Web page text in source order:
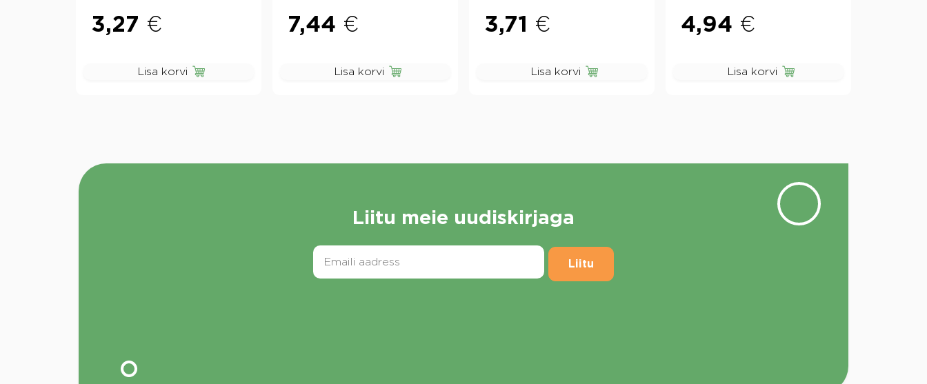
3,27 €
Lisa korvi
7,44 €
Lisa korvi
3,71 €
Lisa korvi
4,94 €
Lisa korvi
Liitu meie uudiskirjaga
Liitu